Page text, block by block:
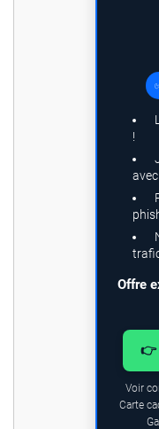
!
Offre
👉
Voir
Carte